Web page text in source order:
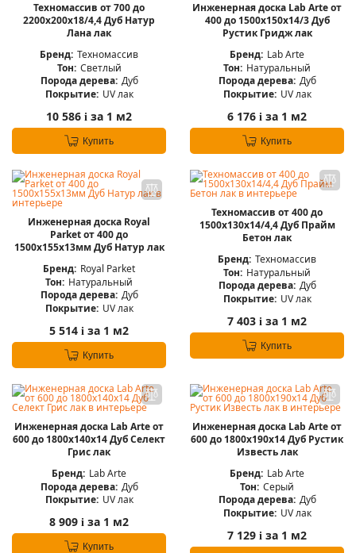
Техномассив от 700 до
2200х200х18/4,4 Дуб Натур
Лана лак
Бренд: Техномассив
Тон: Светлый
Порода дерева: Дуб
Покрытие: UV лак
10 586 i за 1 м2
Купить
Инженерная доска Lab Arte от
400 до 1500х150х14/3 Дуб
Рустик Гридж лак
Бренд: Lab Arte
Тон: Натуральный
Порода дерева: Дуб
Покрытие: UV лак
6 176 i за 1 м2
Купить
Инженерная доска Royal
Parket от 400 до
1500х155х13мм Дуб Натур лак
Бренд: Royal Parket
Тон: Натуральный
Порода дерева: Дуб
Покрытие: UV лак
5 514 i за 1 м2
Купить
Техномассив от 400 до
1500х130х14/4,4 Дуб Прайм
Бетон лак
Бренд: Техномассив
Тон: Натуральный
Порода дерева: Дуб
Покрытие: UV лак
7 403 i за 1 м2
Купить
Инженерная доска Lab Arte от
600 до 1800х140х14 Дуб Селект
Грис лак
Бренд: Lab Arte
Порода дерева: Дуб
Покрытие: UV лак
8 909 i за 1 м2
Купить
Инженерная доска Lab Arte от
600 до 1800х190х14 Дуб Рустик
Известь лак
Бренд: Lab Arte
Тон: Серый
Порода дерева: Дуб
Покрытие: UV лак
7 129 i за 1 м2